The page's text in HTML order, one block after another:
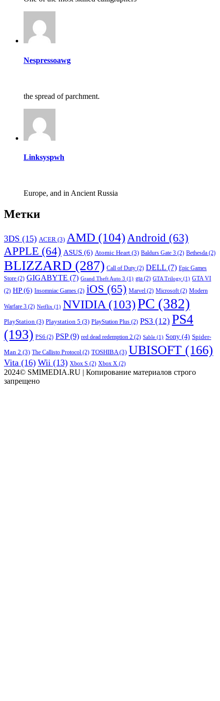
Nespressoawg
the spread of parchment.
Linksyspwh
Europe, and in Ancient Russia
Метки
3DS (15) ACER (3) AMD (104)Android (63)
APPLE (64) ASUS (6) Atomic Heart (3) Baldurs Gate 3 (2) Bethesda (2)
BLIZZARD (287) Call of Duty (2) DELL (7) Epic Games
Store (2) GIGABYTE (7) Grand Theft Auto 3 (1) gta (2) GTA Trilogy (1) GTA VI
(2) HP(6) Insomniac Games (2) iOS (65) Marvel (2) Microsoft(2) Modern
Warfare 3 (2) Netflix (1) NVIDIA (103)PC (382)
PlayStation (3) Playstation 5 (3) PlayStation Plus (2) PS3 (12) PS4
(193) PS6 (2) PSP(9) red dead redemption 2 (2) Sable (1) Sony (4) Spider-
Man 2 (3) The Callisto Protocol (2) TOSHIBA(3) UBISOFT (166)
Vita (16) Wii (13) Xbox S (2) Xbox X (2)
2024© SMIMEDIA.RU | Копирование материалов строго
запрещено